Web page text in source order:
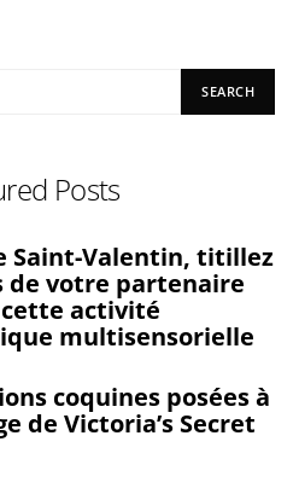
SEARCH
Posts
Saint-Valentin, titillez
de votre partenaire
cette activité
multisensorielle
coquines posées à
de Victoria’s Secret